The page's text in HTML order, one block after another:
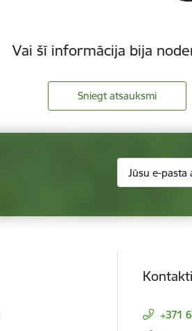
Vai šī informācija bija
Sniegt atsauksmi
Kontakti
+371